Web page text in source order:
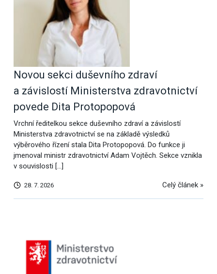
Novou sekci duševního zdraví
a závislostí Ministerstva zdravotnictví
povede Dita Protopopová
Vrchní ředitelkou sekce duševního zdraví a závislostí
Ministerstva zdravotnictví se na základě výsledků
výběrového řízení stala Dita Protopopová. Do funkce ji
jmenoval ministr zdravotnictví Adam Vojtěch. Sekce vznikla
v souvislosti […]
28. 7. 2026 Celý článek »